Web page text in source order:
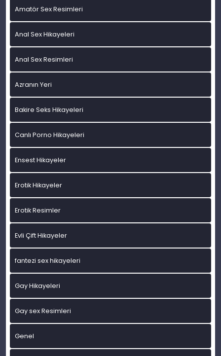
Amatör Sex Resimleri
Anal Sex Hikayeleri
Anal Sex Resimleri
Azranın Yeri
Bakire Seks Hikayeleri
Canlı Porno Hikayeleri
Ensest Hikayeler
Erotik Hikayeler
Erotik Resimler
Evli Çift Hikayeler
fantezi sex hikayeleri
Gay Hikayeleri
Gay sex Resimleri
Genel